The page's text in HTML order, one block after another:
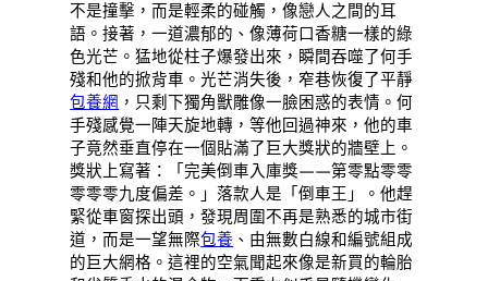
不是撞擊，而是輕柔的碰觸，像戀人之間的耳
語。接著，一道濃郁的、像薄荷口香糖一樣的綠
色光芒。猛地從柱子爆發出來，瞬間吞噬了何手
殘和他的掀背車。光芒消失後，窄巷恢復了平靜
包養網 ，只剩下獨角獸雕像一臉困惑的表情。何
手殘感覺一陣天旋地轉，等他回過神來，他的車
子竟然垂直停在一個貼滿了巨大獎狀的牆壁上。
獎狀上寫著：「完美倒車入庫獎——第零點零零
零零零九度偏差。」落款人是「倒車王」。他趕
緊從車窗探出頭，發現周圍不再是熟悉的城市街
道，而是一望無際包養 、由無數白線和編號組成
的巨大網格。這裡的空氣聞起來像是新買的輪胎